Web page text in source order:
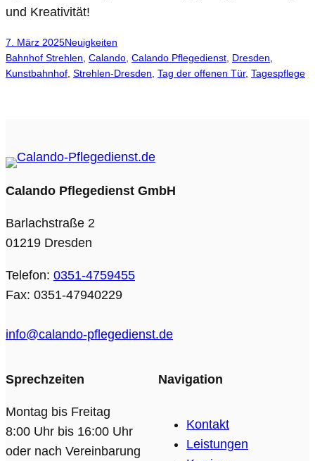
und Kreativität!
7. März 2025Neuigkeiten
Bahnhof Strehlen Calando Calando Pflegedienst Dresden
Kunstbahnhof Strehlen-Dresden Tag der offenen Tür, Tagespflege
Calando Pflegedienst GmbH
Barlachstraße 2
01219 Dresden
Telefon: 0351-4759455
Fax: 0351-47940229
info@calando-pflegedienst.de
Sprechzeiten
Montag bis Freitag
8:00 Uhr bis 16:00 Uhr
oder nach Vereinbarung
Navigation
Kontakt
Leistungen